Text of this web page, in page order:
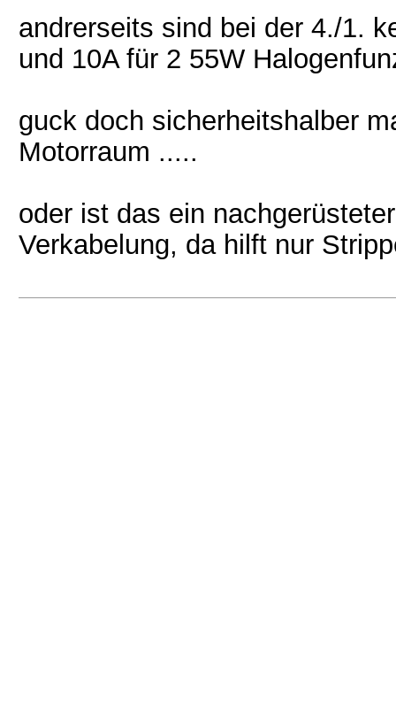
andrerseits sind bei der 4./1.
und 10A für 2 55W
guck doch sicherheitshalber
Motorraum .....
oder ist das ein
Verkabelung, da hilft nur